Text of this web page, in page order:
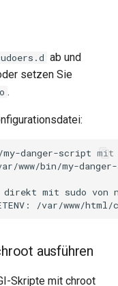
ab und
setzen Sie
.
danger-script mit
www/bin/my-
mit sudo von
ausführen
Skripte mit chroot